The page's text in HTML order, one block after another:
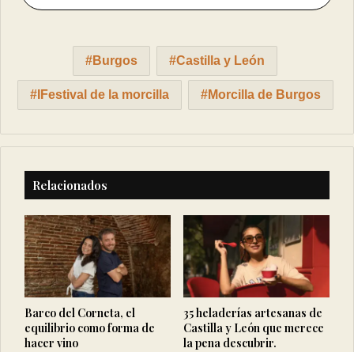
Burgos Castilla y León
IFestival de la morcilla Morcilla de Burgos
Relacionados
Barco del Corneta, el
equilibrio como forma de
hacer vino
35 heladerías artesanas de
Castilla y León que merece
la pena descubrir.